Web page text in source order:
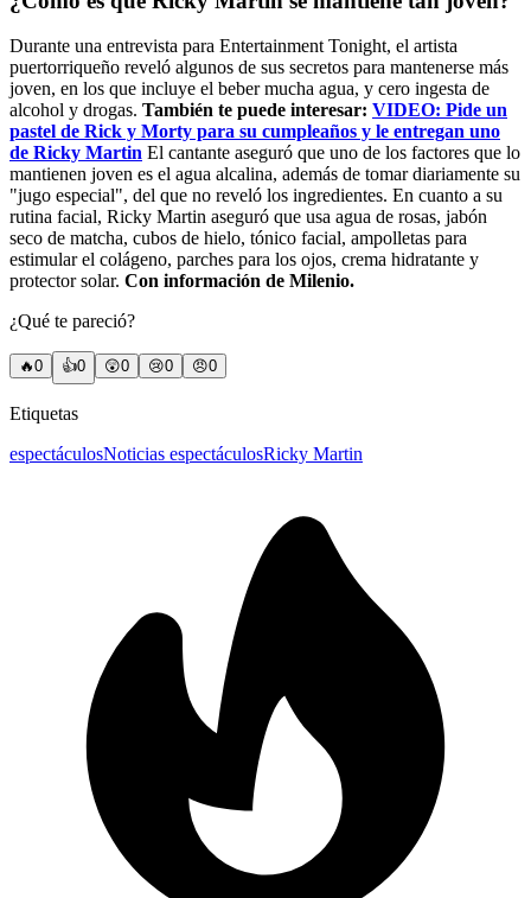
Durante una entrevista para Entertainment Tonight, el artista
puertorriqueño reveló algunos de sus secretos para mantenerse más
joven, en los que incluye el beber mucha agua, y cero ingesta de
alcohol y drogas. También te puede interesar: VIDEO: Pide un
pastel de Rick y Morty para su cumpleaños y le entregan uno
de Ricky Martin El cantante aseguró que uno de los factores que lo
mantienen joven es el agua alcalina, además de tomar diariamente su
"jugo especial", del que no reveló los ingredientes. En cuanto a su
rutina facial, Ricky Martin aseguró que usa agua de rosas, jabón
seco de matcha, cubos de hielo, tónico facial, ampolletas para
estimular el colágeno, parches para los ojos, crema hidratante y
protector solar. Con información de Milenio.
¿Qué te pareció?
🔥0 👍0 😲0 😢0 😠0
Etiquetas
espectáculosNoticias espectáculosRicky Martin